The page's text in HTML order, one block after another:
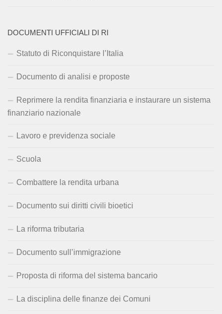
DOCUMENTI UFFICIALI DI RI
Statuto di Riconquistare l’Italia
Documento di analisi e proposte
Reprimere la rendita finanziaria e instaurare un sistema
finanziario nazionale
Lavoro e previdenza sociale
Scuola
Combattere la rendita urbana
Documento sui diritti civili bioetici
La riforma tributaria
Documento sull’immigrazione
Proposta di riforma del sistema bancario
La disciplina delle finanze dei Comuni